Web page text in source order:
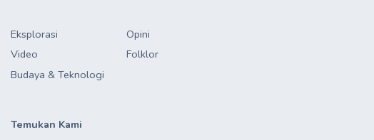
Eksplorasi
Video
Budaya & Teknologi
Opini
Folklor
Temukan Kami